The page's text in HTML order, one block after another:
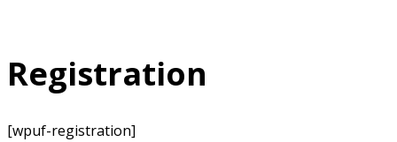
Registration
[wpuf-registration]